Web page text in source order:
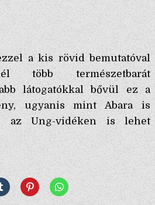
a kis rövid bemutatóval
több természetbarát
látogatókkal bővül ez a
ugyanis mint Abara is
az Ung-vidéken is lehet